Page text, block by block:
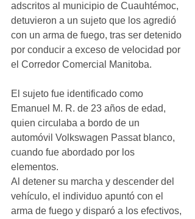
adscritos al municipio de Cuauhtémoc,
detuvieron a un sujeto que los agredió
con un arma de fuego, tras ser detenido
por conducir a exceso de velocidad por
el Corredor Comercial Manitoba.
El sujeto fue identificado como
Emanuel M. R. de 23 años de edad,
quien circulaba a bordo de un
automóvil Volkswagen Passat blanco,
cuando fue abordado por los
elementos.
Al detener su marcha y descender del
vehículo, el individuo apuntó con el
arma de fuego y disparó a los efectivos,